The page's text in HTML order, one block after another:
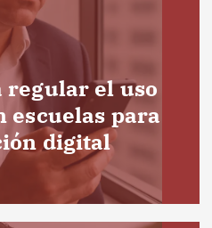
regular el uso
escuelas para
digital